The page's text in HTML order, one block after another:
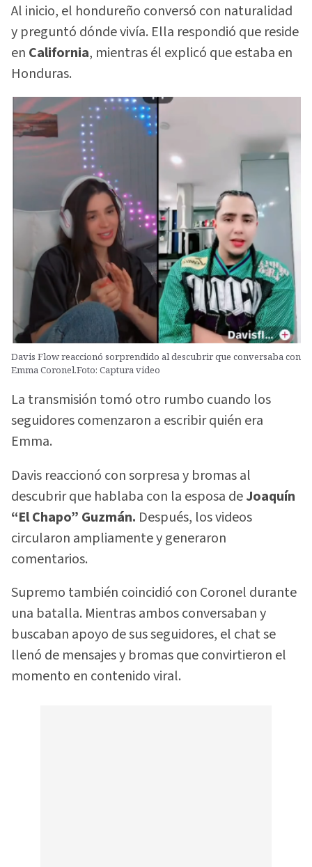
Al inicio, el hondureño conversó con naturalidad
y preguntó dónde vivía. Ella respondió que reside
en California, mientras él explicó que estaba en
Honduras.
Davis Flow reaccionó sorprendido al descubrir que conversaba con
Emma Coronel.Foto: Captura video
La transmisión tomó otro rumbo cuando los
seguidores comenzaron a escribir quién era
Emma.
Davis reaccionó con sorpresa y bromas al
descubrir que hablaba con la esposa deJoaquín
“El Chapo” Guzmán. Después, los videos
circularon ampliamente y generaron
comentarios.
Supremo también coincidió con Coronel durante
una batalla. Mientras ambos conversaban y
buscaban apoyo de sus seguidores, el chat se
llenó de mensajes y bromas que convirtieron el
momento en contenido viral.